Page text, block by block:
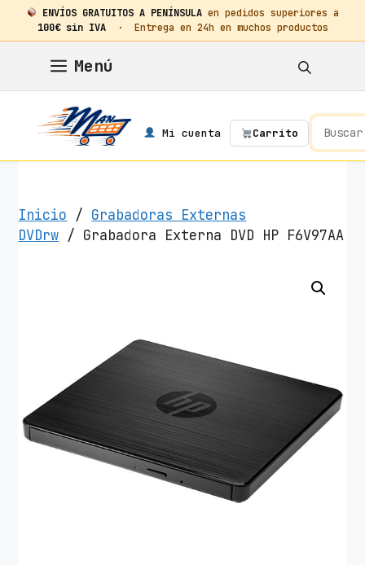
ENVÍOS GRATUITOS A PENÍNSULA en pedidos superiores a
100€ sin IVA· Entrega en 24h en muchos productos
contenido
Menú
Mi cuenta Carrito
Inicio / Grabadoras Externas
DVDrw / Grabadora Externa DVD HP F6V97AA